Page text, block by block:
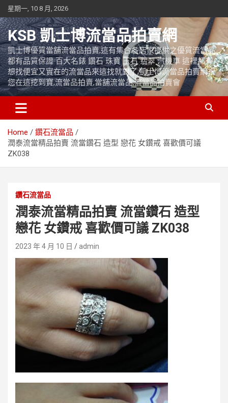
Skip
to
content
星期一, 10 8 月, 2026
KSB 凱士博流當品拍賣網
凱士博優質當舖流當品拍賣,這有集合各店家提供之優質流當品,
都有品質保證 百大名錶 鑽石 珠寶 玉石 翡翠 汽機車 這裡都有
想找便宜又實在的流當品來這找就對了,凱士博流當品拍賣網祝
您在這挖到寶,流當品拍賣,當舖流當品,流當品拍賣會
Home
鑽石流當品
潤泰流當精品拍賣 流當鑽石 造型 戀花 女鑽戒 喜歡價可議
ZK038
鑽石流當品
潤泰流當精品拍賣 流當鑽石 造型
戀花 女鑽戒 喜歡價可議 ZK038
2023 年 4 月 10 日 admin